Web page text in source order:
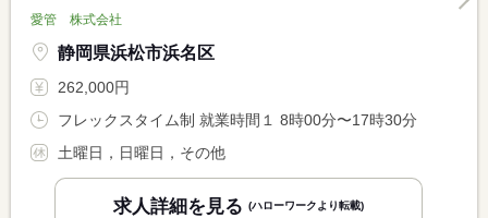
愛管 株式会社
静岡県浜松市浜名区
262,000円
フレックスタイム制 就業時間１ 8時00分〜17時30分
土曜日，日曜日，その他
求人詳細を見る (ハローワークより転載)